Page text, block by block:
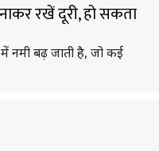
रखें दूरी, हो सकता
नमी बढ़ जाती है, जो कई